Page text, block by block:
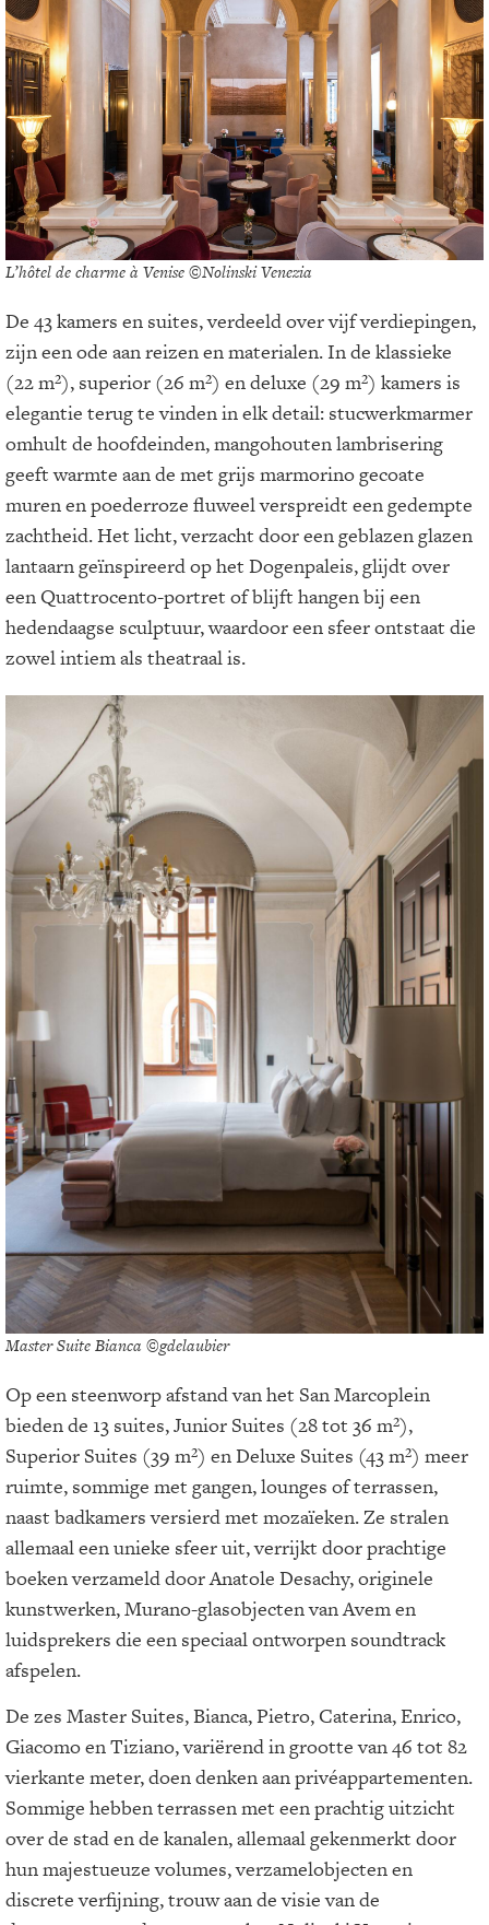
L’hôtel de charme à Venise ©Nolinski Venezia
De 43 kamers en suites, verdeeld over vijf verdiepingen,
zijn een ode aan reizen en materialen. In de klassieke
(22 m²), superior (26 m²) en deluxe (29 m²) kamers is
elegantie terug te vinden in elk detail: stucwerkmarmer
omhult de hoofdeinden, mangohouten lambrisering
geeft warmte aan de met grijs marmorino gecoate
muren en poederroze fluweel verspreidt een gedempte
zachtheid. Het licht, verzacht door een geblazen glazen
lantaarn geïnspireerd op het Dogenpaleis, glijdt over
een Quattrocento-portret of blijft hangen bij een
hedendaagse sculptuur, waardoor een sfeer ontstaat die
zowel intiem als theatraal is.
Master Suite Bianca ©gdelaubier
Op een steenworp afstand van het San Marcoplein
bieden de 13 suites, Junior Suites (28 tot 36 m²),
Superior Suites (39 m²) en Deluxe Suites (43 m²) meer
ruimte, sommige met gangen, lounges of terrassen,
naast badkamers versierd met mozaïeken. Ze stralen
allemaal een unieke sfeer uit, verrijkt door prachtige
boeken verzameld door Anatole Desachy, originele
kunstwerken, Murano-glasobjecten van Avem en
luidsprekers die een speciaal ontworpen soundtrack
afspelen.
De zes Master Suites, Bianca, Pietro, Caterina, Enrico,
Giacomo en Tiziano, variërend in grootte van 46 tot 82
vierkante meter, doen denken aan privéappartementen.
Sommige hebben terrassen met een prachtig uitzicht
over de stad en de kanalen, allemaal gekenmerkt door
hun majestueuze volumes, verzamelobjecten en
discrete verfijning, trouw aan de visie van de